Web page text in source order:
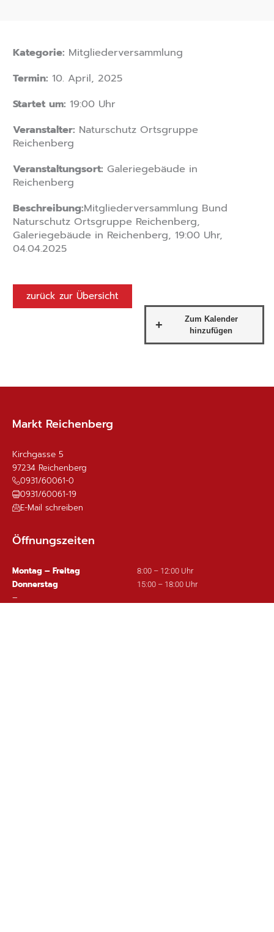
Kategorie: Mitgliederversammlung
Termin: 10. April, 2025
Startet um: 19:00 Uhr
Veranstalter: Naturschutz Ortsgruppe
Reichenberg
Veranstaltungsort: Galeriegebäude in
Reichenberg
Beschreibung:Mitgliederversammlung Bund
Naturschutz Ortsgruppe Reichenberg,
Galeriegebäude in Reichenberg, 19:00 Uhr,
04.04.2025
zurück zur Übersicht
Markt Reichenberg
Kirchgasse 5
97234 Reichenberg
0931/60061-0
0931/60061-19
E-Mail schreiben
Öffnungszeiten
Montag – Freitag 8:00 – 12:00 Uhr
Donnerstag 15:00 – 18:00 Uhr
–